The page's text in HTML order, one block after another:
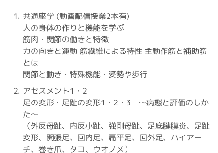
共通座学 (動画配信授業2本有)
人の身体の作りと機能を学ぶ
筋肉・関節の働きと特徴
力の向きと運動 筋繊維による特性 主動作筋と補助筋
とは
関節と動き・特殊機能・姿勢や歩行
アセスメント1・2
足の変形・足趾の変形1・2・3 〜病態と評価のしか
た〜
（外反母趾、内反小趾、強剛母趾、足底腱膜炎、足趾
変形、開張足、回内足、扁平足、回外足、ハイアー
チ、巻き爪、タコ、ウオノメ）